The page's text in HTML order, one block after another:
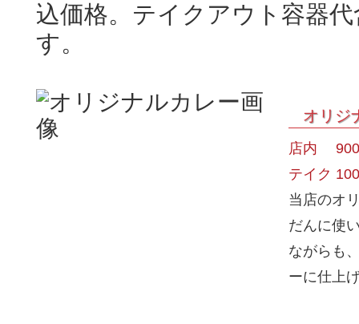
込価格。テイクアウト容器
す。
オリジ
店内
テイク
当店のオ
だんに使
ながらも
ーに仕上